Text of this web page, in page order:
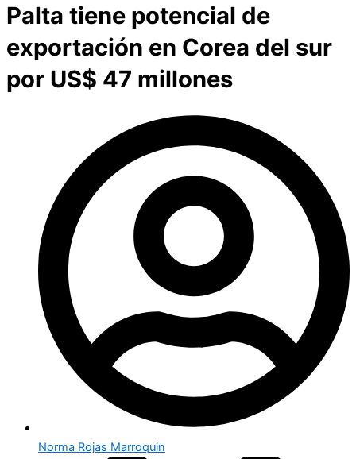
Palta tiene potencial de
exportación en Corea del sur
por US$ 47 millones
Norma Rojas Marroquin